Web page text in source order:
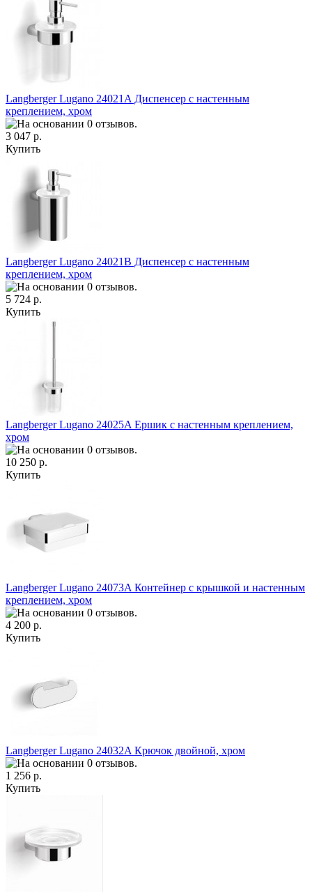
Langberger Lugano 24021A Диспенсер с настенным
креплением, хром
3 047 р.
Купить
Langberger Lugano 24021B Диспенсер с настенным
креплением, хром
5 724 р.
Купить
Langberger Lugano 24025A Ершик с настенным креплением,
хром
10 250 р.
Купить
Langberger Lugano 24073A Контейнер с крышкой и настенным
креплением, хром
4 200 р.
Купить
Langberger Lugano 24032A Крючок двойной, хром
1 256 р.
Купить